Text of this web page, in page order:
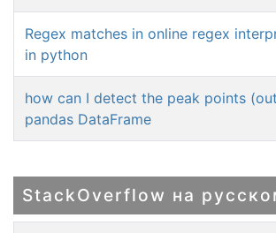
Regex matches in online regex
in python
how can I detect the peak points
pandas DataFrame
StackOverflow на